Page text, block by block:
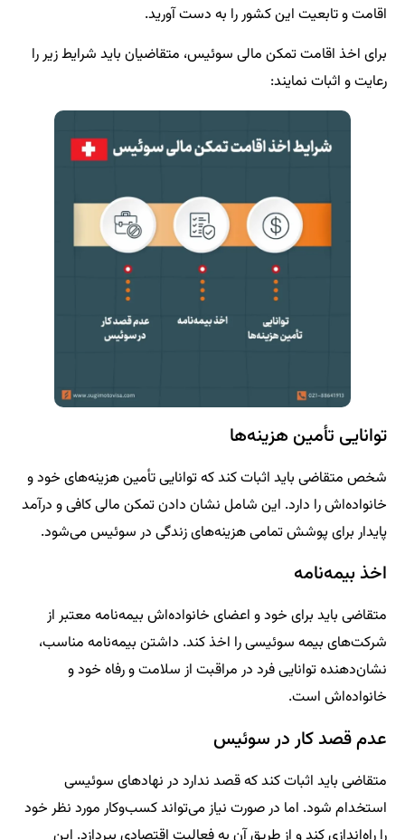
اقامت و تابعیت این کشور را به دست آورید.
برای اخذ اقامت تمکن مالی سوئیس، متقاضیان باید شرایط زیر را
رعایت و اثبات نمایند:
توانایی تأمین هزینه‌ها
شخص متقاضی باید اثبات کند که توانایی تأمین هزینه‌های خود و
خانواده‌اش را دارد. این شامل نشان دادن تمکن مالی کافی و درآمد
پایدار برای پوشش تمامی هزینه‌های زندگی در سوئیس می‌شود.
اخذ بیمه‌نامه
متقاضی باید برای خود و اعضای خانواده‌اش بیمه‌نامه معتبر از
شرکت‌های بیمه سوئیسی را اخذ کند. داشتن بیمه‌نامه مناسب،
نشان‌دهنده توانایی فرد در مراقبت از سلامت و رفاه خود و
خانواده‌اش است.
عدم قصد کار در سوئیس
متقاضی باید اثبات کند که قصد ندارد در نهادهای سوئیسی
استخدام شود. اما در صورت نیاز می‌تواند کسب‌وکار مورد نظر خود